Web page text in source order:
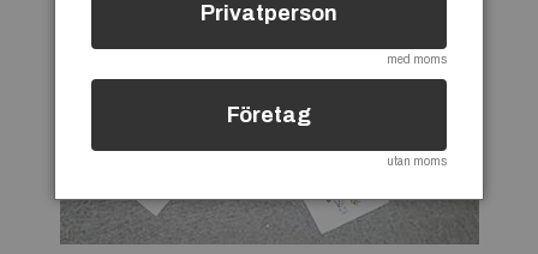
Privatperson
med moms
Företag
utan moms